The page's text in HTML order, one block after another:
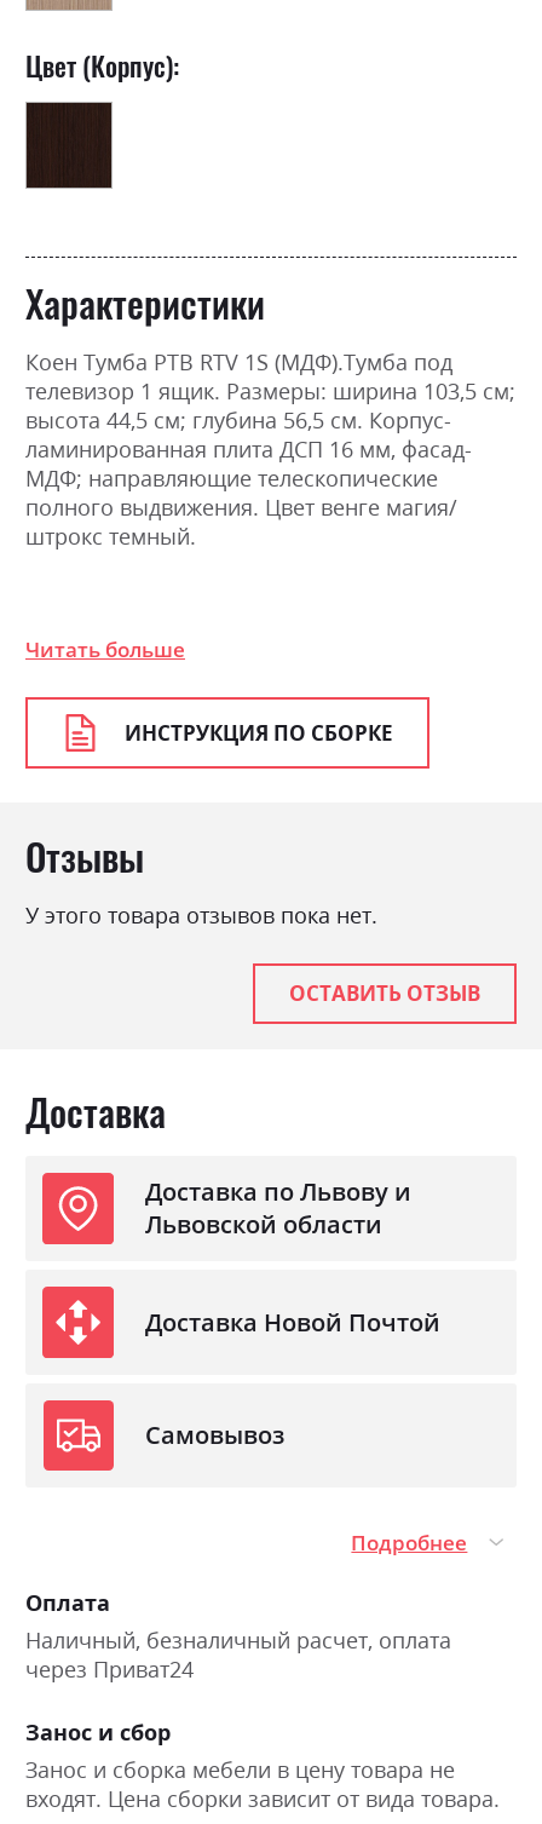
Цвет (Корпус):
Характеристики
Коен Тумба РТВ RTV 1S (МДФ).Тумба под
телевизор 1 ящик. Размеры: ширина 103,5 см;
высота 44,5 см; глубина 56,5 см. Корпус-
ламинированная плита ДСП 16 мм, фасад-
МДФ; направляющие телескопические
полного выдвижения. Цвет венге магия/
штрокс темный.
Цвет (Фасад):
Цвет (Корпус):
венге магія
Цвет материала
венге магія/штрокс темний
Стиль
класика, мінімалізм,
Читать больше
ИНСТРУКЦИЯ ПО СБОРКЕ
Отзывы
У этого товара отзывов пока нет.
ОСТАВИТЬ ОТЗЫВ
Доставка
Доставка по Львову и
Львовской области
Доставка Новой Почтой
Самовывоз
Подробнее
Оплата
Наличный, безналичный расчет, оплата
через Приват24
Занос и сбор
Занос и сборка мебели в цену товара не
входят. Цена сборки зависит от вида товара.